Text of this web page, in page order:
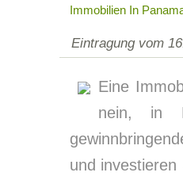
Immobilien In
Eintragung vom
Eine
nein, in
und